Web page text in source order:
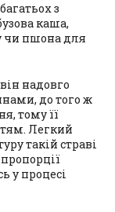
з
каша,
чи пшона для
надовго
до того ж
тому її
Легкий
такій страві
у процесі